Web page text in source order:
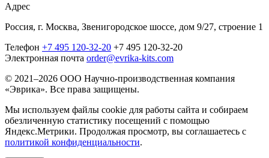
Адрес
Россия, г. Москва, Звенигородское шоссе, дом 9/27, строение 1
Телефон +7 495 120-32-20 +7 495 120-32-20
Электронная почта order@evrika-kits.com
© 2021–2026 ООО Научно-производственная компания
«Эврика». Все права защищены.
Мы используем файлы cookie для работы сайта и собираем
обезличенную статистику посещений с помощью
Яндекс.Метрики. Продолжая просмотр, вы соглашаетесь с
политикой конфиденциальности.